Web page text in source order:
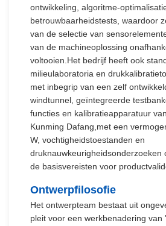
ontwikkeling, algoritme-
betrouwbaarheidstests, waardoor
van de selectie van
van de machineoplossing
voltooien.Het bedrijf heeft ook
milieulaboratoria en
met inbegrip van een zelf
windtunnel, geïntegreerde
functies en kalibratieapparatuur
Kunming Dafang,met een
W, vochtigheidstoestanden en
druknauwkeurigheidsonderzoeken
de basisvereisten voor
Ontwerpfilosofie
Het ontwerpteam bestaat uit
pleit voor een werkbenadering van